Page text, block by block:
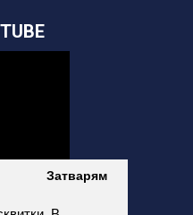
Затварям